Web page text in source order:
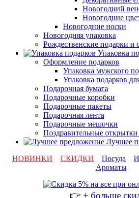
Новогодний
Новогодние
Новогодние носки
Новогодняя упаковка
Рождественские подарки и
Упаковка
Оформление подарков
Упаковка мужского
Упаковка подарков
Подарочная бумага
Подарочные коробки
Подарочные пакеты
Подарочная лента
Подарочные мешочки
Поздравительные
Лучшее
НОВИНКИ
СКИДКИ Посуда
Ароматы
👉 + больше